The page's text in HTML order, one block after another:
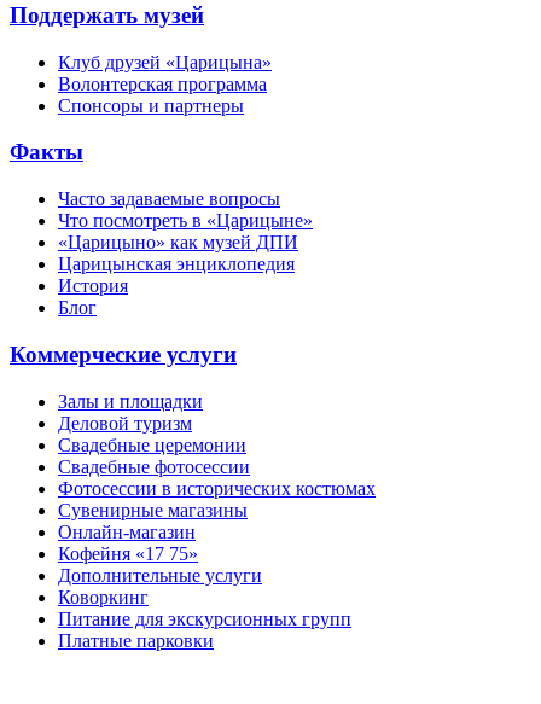
Поддержать музей
Клуб друзей «Царицына»
Волонтерская программа
Спонсоры и партнеры
Факты
Часто задаваемые вопросы
Что посмотреть в «Царицыне»
«Царицыно» как музей ДПИ
Царицынская энциклопедия
История
Блог
Коммерческие услуги
Залы и площадки
Деловой туризм
Свадебные церемонии
Свадебные фотосессии
Фотосессии в исторических костюмах
Сувенирные магазины
Онлайн-магазин
Кофейня «17 75»
Дополнительные услуги
Коворкинг
Питание для экскурсионных групп
Платные парковки